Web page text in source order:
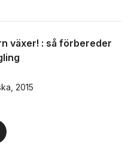
växer! : så förbereder
2015
Totalt antal röster: